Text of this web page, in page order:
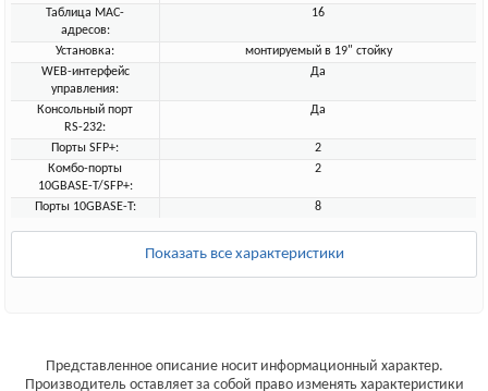
Таблица MAC-
адресов:
16
Установка:
монтируемый в 19" стойку
WEB-интерфейс
управления:
Да
Консольный порт
RS-232:
Да
Порты SFP+:
2
Комбо-порты
10GBASE-T/SFP+:
2
Порты 10GBASE-T: 8
Показать все характеристики
Представленное описание носит информационный характер.
Производитель оставляет за собой право изменять характеристики